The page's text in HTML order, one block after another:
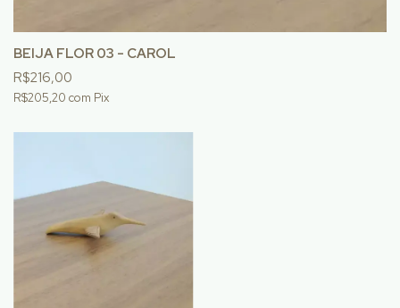
BEIJA FLOR 03 - CAROL
R$216,00
R$205,20 com Pix